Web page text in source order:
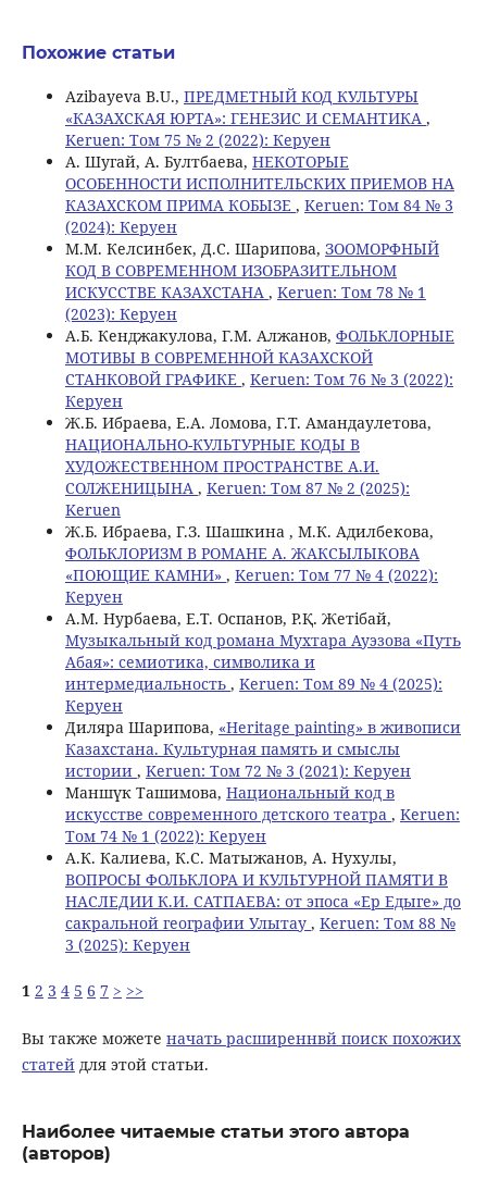
Похожие статьи
Azibayeva B.U., ПРЕДМЕТНЫЙ КОД КУЛЬТУРЫ
«КАЗАХСКАЯ ЮРТА»: ГЕНЕЗИС И СЕМАНТИКА ,
Keruen: Том 75 № 2 (2022): Керуен
A. Шугай, A. Бултбаева, НЕКОТОРЫЕ
ОСОБЕННОСТИ ИСПОЛНИТЕЛЬСКИХ ПРИЕМОВ НА
КАЗАХСКОМ ПРИМА КОБЫЗЕ , Keruen: Том 84 № 3
(2024): Керуен
М.М. Келсинбек, Д.С. Шарипова, ЗООМОРФНЫЙ
КОД В СОВРЕМЕННОМ ИЗОБРАЗИТЕЛЬНОМ
ИСКУССТВЕ КАЗАХСТАНА , Keruen: Том 78 № 1
(2023): Керуен
А.Б. Кенджакулова, Г.М. Алжанов, ФОЛЬКЛОРНЫЕ
МОТИВЫ В СОВРЕМЕННОЙ КАЗАХСКОЙ
СТАНКОВОЙ ГРАФИКЕ , Keruen: Том 76 № 3 (2022):
Керуен
Ж.Б. Ибраева, E.A. Ломова, Г.Т. Амандaулетова,
НАЦИОНАЛЬНО-КУЛЬТУРНЫЕ КОДЫ В
ХУДОЖЕСТВЕННОМ ПРОСТРАНСТВЕ А.И.
СОЛЖЕНИЦЫНА , Keruen: Том 87 № 2 (2025):
Keruen
Ж.Б. Ибраева, Г.З. Шашкина , М.К. Адилбекова,
ФОЛЬКЛОРИЗМ В РОМАНЕ А. ЖАКСЫЛЫКОВА
«ПОЮЩИЕ КАМНИ» , Keruen: Том 77 № 4 (2022):
Керуен
А.М. Нурбаева, Е.Т. Оспанов, Р.Қ. Жетібай,
Музыкальный код романа Мухтара Ауэзова «Путь
Абая»: семиотика, символика и
интермедиальность , Keruen: Том 89 № 4 (2025):
Керуен
Диляра Шарипова, «Heritage painting» в живописи
Казахстана. Культурная память и смыслы
истории , Keruen: Том 72 № 3 (2021): Керуен
Маншүк Ташимова, Национальный код в
искусстве современного детского театра , Keruen:
Том 74 № 1 (2022): Керуен
А.К. Калиева, К.С. Матыжанов, А. Нухулы,
ВОПРОСЫ ФОЛЬКЛОРА И КУЛЬТУРНОЙ ПАМЯТИ В
НАСЛЕДИИ К.И. САТПАЕВА: от эпоса «Ер Едыге» до
сакральной географии Улытау , Keruen: Том 88 №
3 (2025): Керуен
1 2 3 4 5 6 7 > >>
Вы также можете начать расширеннвй поиск похожих
статейдля этой статьи.
Наиболее читаемые статьи этого автора
(авторов)